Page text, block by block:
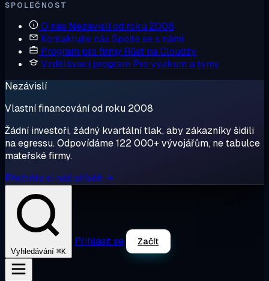
SPOLEČNOST
O nás Nezávislí od roku 2008
Kontaktujte nás Spojte se s námi
Program pro firmy Růst na Cloudzy
Vzdělávací program Pro výzkum a týmy
Nezávislí
Vlastní financování od roku 2008
Žádní investoři, žádný kvartální tlak, aby zákazníky šidili
na egressu. Odpovídáme 122 000+ vývojářům, ne tabulce
mateřské firmy.
Přečtěte si náš příběh →
Vyhledávání ⌘K
Přihlásit se Začít